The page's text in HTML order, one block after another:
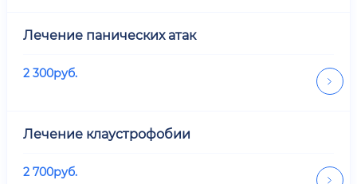
Лечение панических атак
2 300руб.
Лечение клаустрофобии
2 700руб.